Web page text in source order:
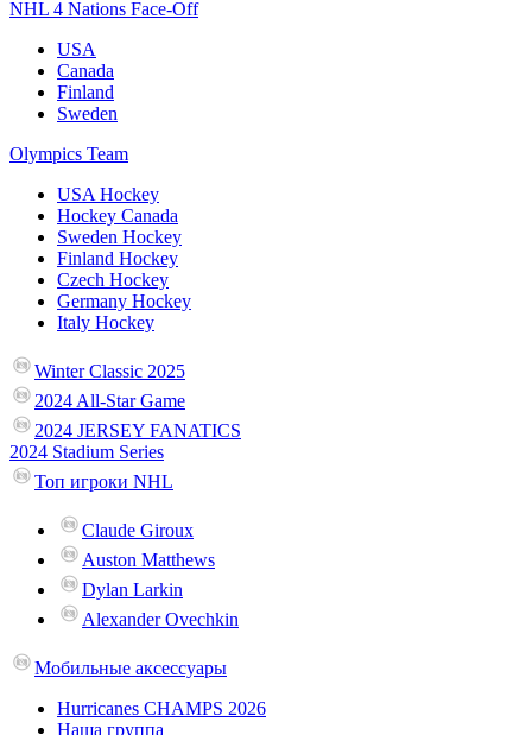
NHL 4 Nations Face-Off
USA
Canada
Finland
Sweden
Olympics Team
USA Hockey
Hockey Canada
Sweden Hockey
Finland Hockey
Czech Hockey
Germany Hockey
Italy Hockey
Winter Classic 2025
2024 All-Star Game
2024 JERSEY FANATICS
2024 Stadium Series
Топ игроки NHL
Claude Giroux
Auston Matthews
Dylan Larkin
Alexander Ovechkin
Мобильные аксессуары
Hurricanes CHAMPS 2026
Наша группа